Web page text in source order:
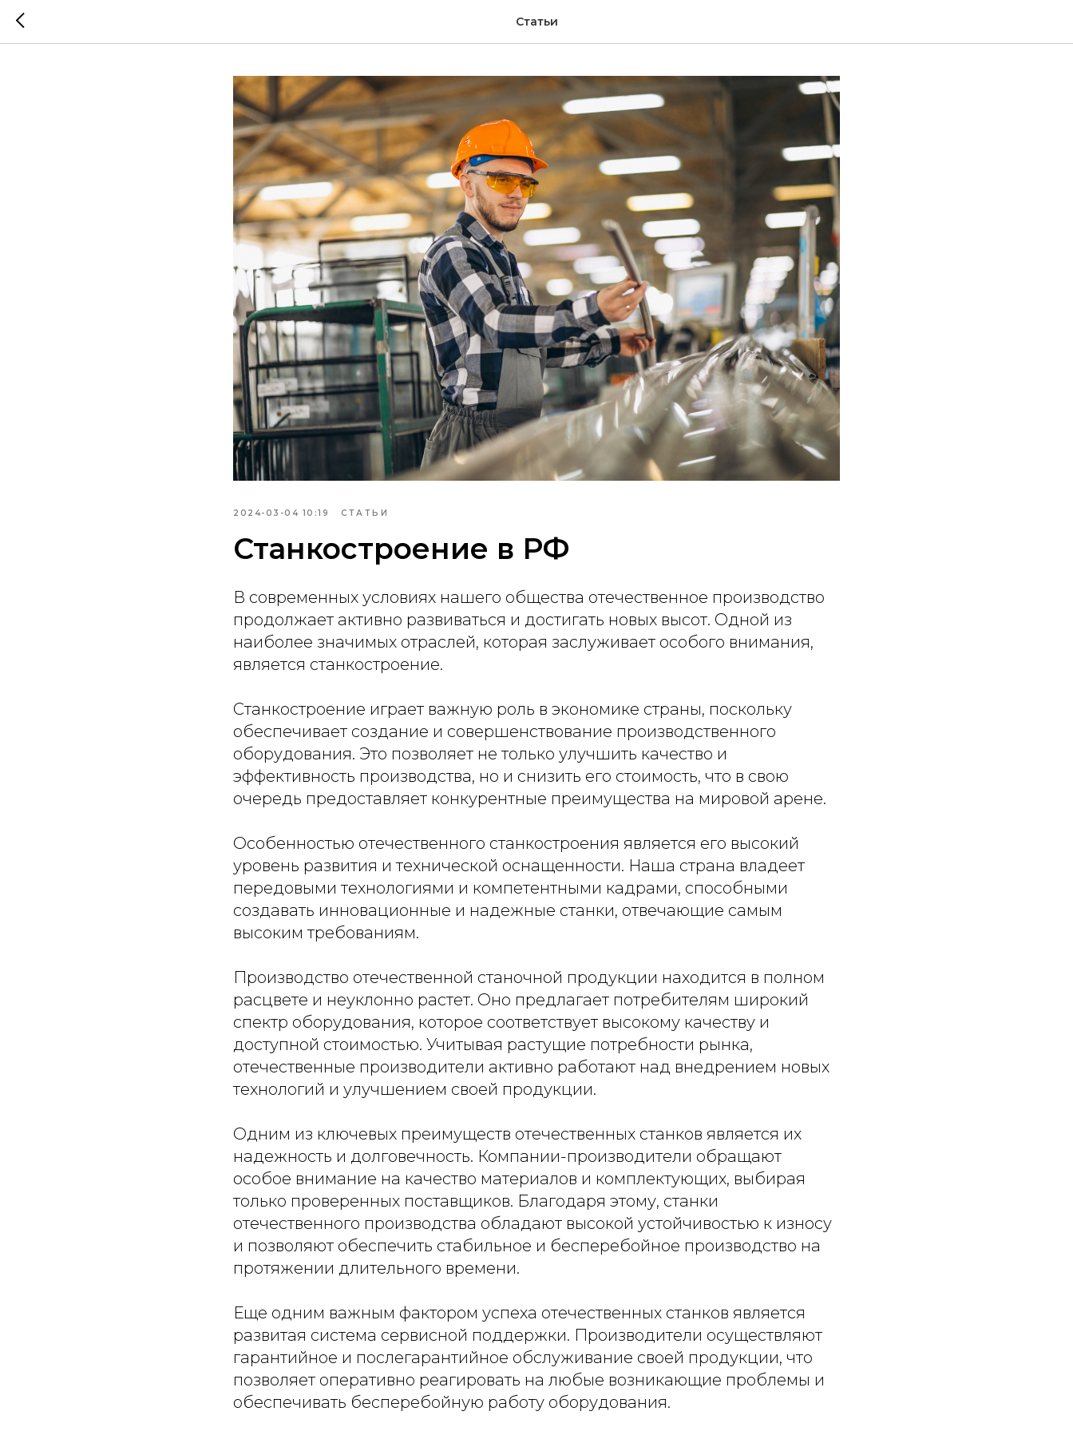
Статьи
2024-03-04 10:19 СТАТЬИ
Станкостроение в РФ
В современных условиях нашего общества отечественное производство
продолжает активно развиваться и достигать новых высот. Одной из
наиболее значимых отраслей, которая заслуживает особого внимания,
является станкостроение.
Станкостроение играет важную роль в экономике страны, поскольку
обеспечивает создание и совершенствование производственного
оборудования. Это позволяет не только улучшить качество и
эффективность производства, но и снизить его стоимость, что в свою
очередь предоставляет конкурентные преимущества на мировой арене.
Особенностью отечественного станкостроения является его высокий
уровень развития и технической оснащенности. Наша страна владеет
передовыми технологиями и компетентными кадрами, способными
создавать инновационные и надежные станки, отвечающие самым
высоким требованиям.
Производство отечественной станочной продукции находится в полном
расцвете и неуклонно растет. Оно предлагает потребителям широкий
спектр оборудования, которое соответствует высокому качеству и
доступной стоимостью. Учитывая растущие потребности рынка,
отечественные производители активно работают над внедрением новых
технологий и улучшением своей продукции.
Одним из ключевых преимуществ отечественных станков является их
надежность и долговечность. Компании-производители обращают
особое внимание на качество материалов и комплектующих, выбирая
только проверенных поставщиков. Благодаря этому, станки
отечественного производства обладают высокой устойчивостью к износу
и позволяют обеспечить стабильное и бесперебойное производство на
протяжении длительного времени.
Еще одним важным фактором успеха отечественных станков является
развитая система сервисной поддержки. Производители осуществляют
гарантийное и послегарантийное обслуживание своей продукции, что
позволяет оперативно реагировать на любые возникающие проблемы и
обеспечивать бесперебойную работу оборудования.